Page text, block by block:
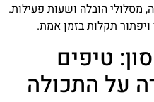
מסלולי הובלה ושעות פעילות.
תקלות בזמן אמת.
טיפים
על התכולה